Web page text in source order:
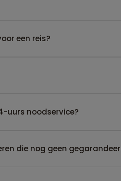
een reis?
uurs noodservice?
die nog geen